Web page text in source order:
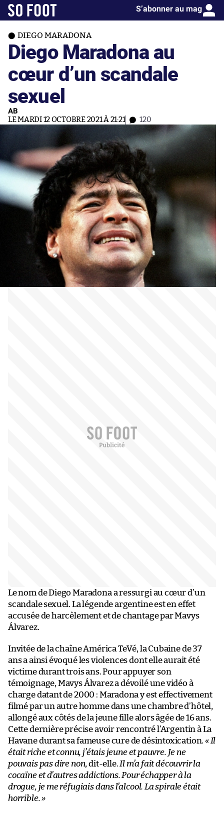
S’abonner au mag
DIEGO MARADONA
Diego Maradona au
cœur d’un scandale
sexuel
AB
LE MARDI 12 OCTOBRE 2021 À 21:21 120
Le nom de Diego Maradona a ressurgi au cœur d’un
scandale sexuel. La légende argentine est en effet
accusée de harcèlement et de chantage par Mavys
Álvarez.
Invitée de la chaîne América TeVé, la Cubaine de 37
ans a ainsi évoqué les violences dont elle aurait été
victime durant trois ans. Pour appuyer son
témoignage, Mavys Álvarez a dévoilé une vidéo à
charge datant de 2000 : Maradona y est effectivement
filmé par un autre homme dans une chambre d’hôtel,
allongé aux côtés de la jeune fille alors âgée de 16 ans.
Cette dernière précise avoir rencontré l’Argentin à La
Havane durant sa fameuse cure de désintoxication.« Il
était riche et connu, j’étais jeune et pauvre. Je ne
pouvais pas dire non, dit-elle. Il m’a fait découvrir la
cocaïne et d’autres addictions. Pour échapper à la
drogue, je me réfugiais dans l’alcool. La spirale était
horrible. »